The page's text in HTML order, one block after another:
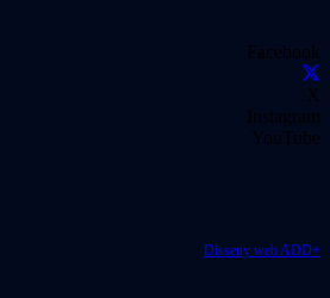
Facebook
X
Instagram
YouTube
Disseny web ADD+